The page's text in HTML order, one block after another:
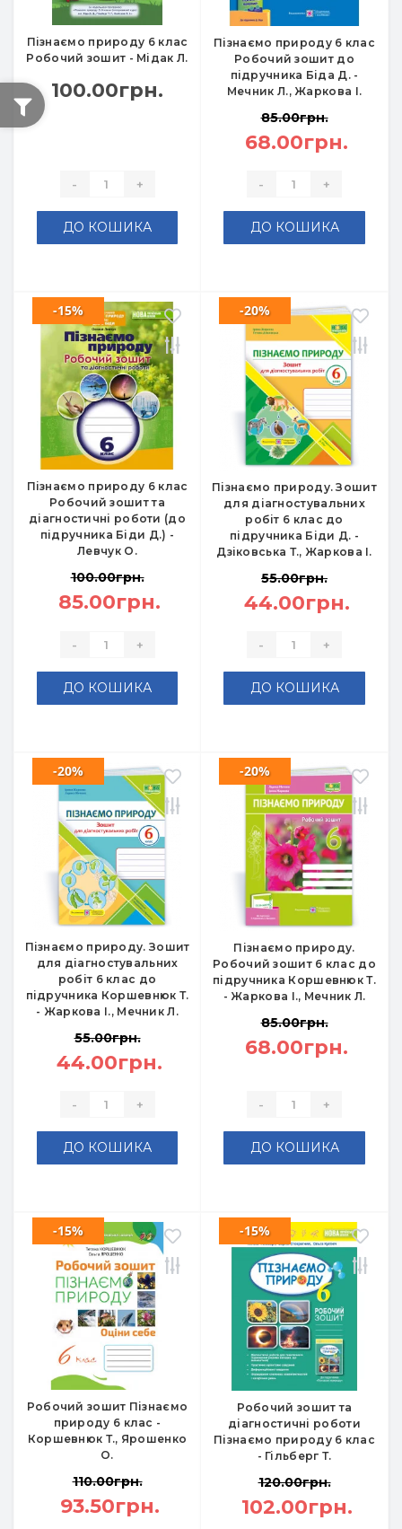
Пізнаємо природу 6 клас
Робочий зошит - Мідак Л.
100.00грн.
- +
ДО КОШИКА
Пізнаємо природу 6 клас
Робочий зошит до
підручника Біда Д. -
Мечник Л., Жаркова І.
85.00грн.
68.00грн.
- +
ДО КОШИКА
Пізнаємо природу 6 клас
Робочий зошит та
діагностичні роботи (до
підручника Біди Д.) -
Левчук О.
-15%
100.00грн.
85.00грн.
- +
ДО КОШИКА
Пізнаємо природу. Зошит
для діагностувальних
робіт 6 клас до
підручника Біди Д. -
Дзіковська Т., Жаркова І.
-20%
55.00грн.
44.00грн.
- +
ДО КОШИКА
Пізнаємо природу. Зошит
для діагностувальних
робіт 6 клас до
підручника Коршевнюк Т.
- Жаркова І., Мечник Л.
-20%
55.00грн.
44.00грн.
- +
ДО КОШИКА
Пізнаємо природу.
Робочий зошит 6 клас до
підручника Коршевнюк Т.
- Жаркова І., Мечник Л.
-20%
85.00грн.
68.00грн.
- +
ДО КОШИКА
Робочий зошит Пізнаємо
природу 6 клас -
Коршевнюк Т., Ярошенко
О.
-15%
110.00грн.
93.50грн.
Робочий зошит та
діагностичні роботи
Пізнаємо природу 6 клас
- Гільберг Т.
-15%
120.00грн.
102.00грн.